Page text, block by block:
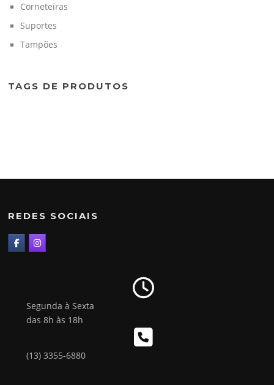
Corneteiras
Suportes
Tampões
TAGS DE PRODUTOS
REDES SOCIAIS
Segunda à Sexta
das 8h às 18h
(13) 3355-6880